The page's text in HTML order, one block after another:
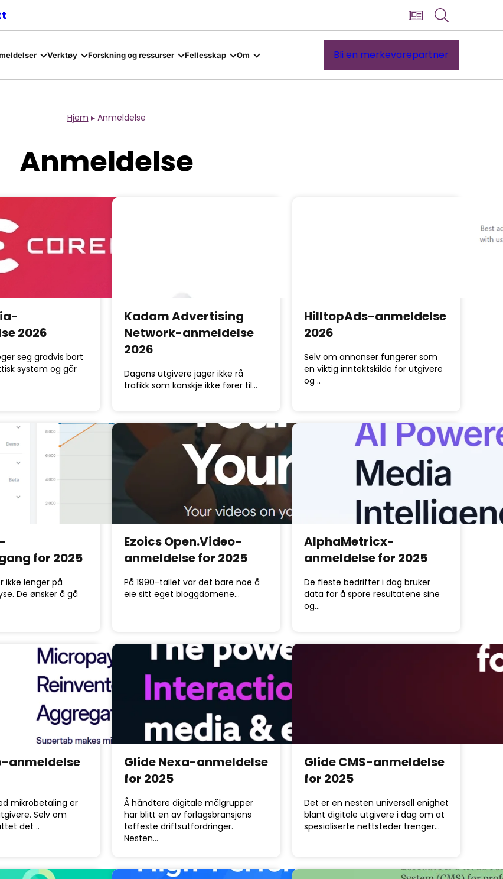
Verktøy Forskning og ressurser Fellesskap Om Bli en merkevarepartner
Hjem ▸ Anmeldelse
Anmeldelse
2026
seg gradvis bort
system og går
Kadam Advertising
Network-anmeldelse
2026
Dagens utgivere jager ikke rå
trafikk som kanskje ikke fører til…
HilltopAds-anmeldelse
2026
Selv om annonser fungerer som
en viktig inntektskilde for utgivere
og ..
for 2025
ikke lenger på
De ønsker å gå
Ezoics Open.Video-
anmeldelse for 2025
På 1990-tallet var det bare noe å
eie sitt eget bloggdomene…
AlphaMetricx-
anmeldelse for 2025
De fleste bedrifter i dag bruker
data for å spore resultatene sine
og…
anmeldelse
mikrobetaling er
Selv om
det ..
Glide Nexa-anmeldelse
for 2025
Å håndtere digitale målgrupper
har blitt en av forlagsbransjens
tøffeste driftsutfordringer.
Nesten…
Glide CMS-anmeldelse
for 2025
Det er en nesten universell enighet
blant digitale utgivere i dag om at
spesialiserte nettsteder trenger…